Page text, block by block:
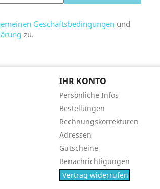
Geschäftsbedingungen und
zu.
IHR KONTO
Persönliche Infos
Bestellungen
Rechnungskorrekturen
Adressen
Gutscheine
Benachrichtigungen
Vertrag widerrufen